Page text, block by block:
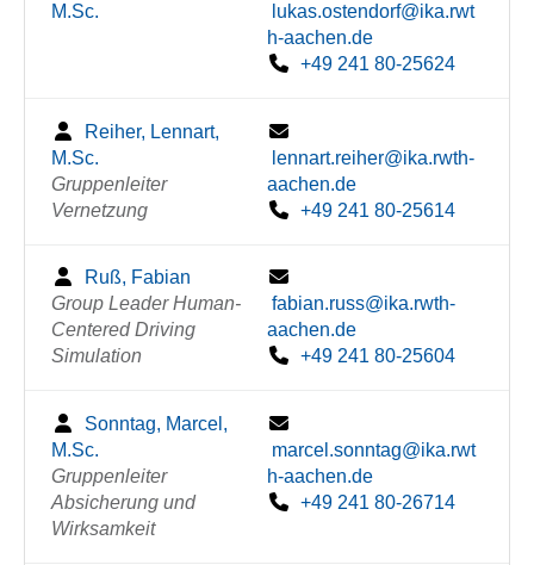
M.Sc.
lukas.ostendorf@ika.rwt
h-aachen.de
+49 241 80-25624
Reiher, Lennart,
M.Sc.
Gruppenleiter
Vernetzung
lennart.reiher@ika.rwth-
aachen.de
+49 241 80-25614
Ruß, Fabian
Group Leader Human-
Centered Driving
Simulation
fabian.russ@ika.rwth-
aachen.de
+49 241 80-25604
Sonntag, Marcel,
M.Sc.
Gruppenleiter
Absicherung und
Wirksamkeit
marcel.sonntag@ika.rwt
h-aachen.de
+49 241 80-26714